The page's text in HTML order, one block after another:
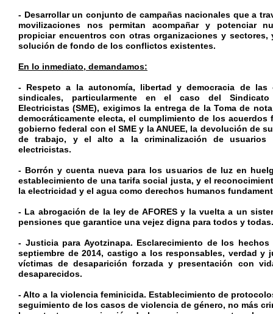
- Desarrollar un conjunto de campañas nacionales que a
movilizaciones nos permitan acompañar y potenciar
propiciar encuentros con otras organizaciones y sectores,
solución de fondo de los conflictos existentes.
En lo inmediato, demandamos:
- Respeto a la autonomía, libertad y democracia de las
sindicales, particularmente en el caso del
Electricistas (SME), exigimos la entrega de la Toma de
democráticamente electa, el cumplimiento de los acuerdos
gobierno federal con el SME y la ANUEE, la devolución de
de trabajo, y el alto a la criminalización de usuarios
electricistas.
- Borrón y cuenta nueva para los usuarios de luz en
establecimiento de una tarifa social justa, y el
la electricidad y el agua como derechos humanos
- La abrogación de la ley de AFORES y la vuelta a un
pensiones que garantice una vejez digna para todos y todas.
- Justicia para Ayotzinapa. Esclarecimiento de los
septiembre de 2014, castigo a los responsables, verdad y
víctimas de desaparición forzada y presentación con
desaparecidos.
- Alto a la violencia feminicida. Establecimiento de
seguimiento de los casos de violencia de género, no más